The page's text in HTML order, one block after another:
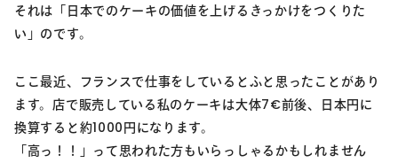
それは「日本でのケーキの価値を上げるきっかけをつくりた
い」のです。
ここ最近、フランスで仕事をしているとふと思ったことがあり
ます。店で販売している私のケーキは大体7€前後、日本円に
換算すると約1000円になります。
「高っ！！」って思われた方もいらっしゃるかもしれません